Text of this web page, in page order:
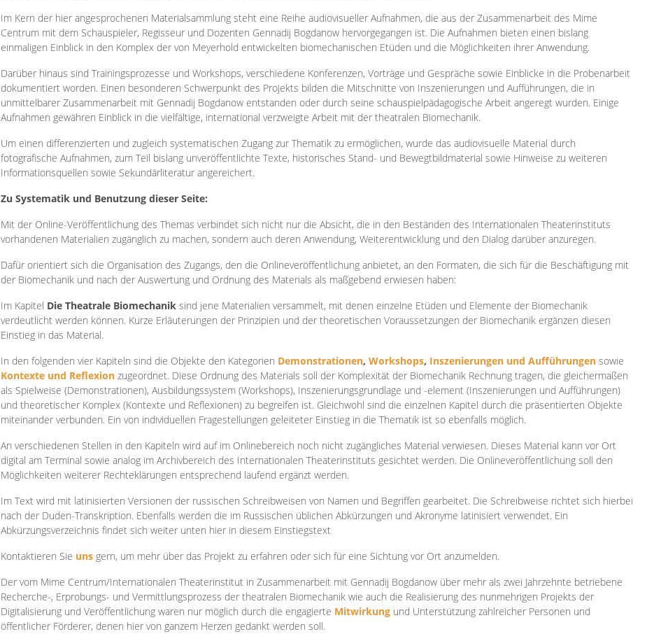
Im Kern der hier angesprochenen Materialsammlung steht eine Reihe audiovisueller Aufnahmen, die aus der Zusammenarbeit des Mime
Centrum mit dem Schauspieler, Regisseur und Dozenten Gennadij Bogdanow hervorgegangen ist. Die Aufnahmen bieten einen bislang
einmaligen Einblick in den Komplex der von Meyerhold entwickelten biomechanischen Etüden und die Möglichkeiten ihrer Anwendung.
Darüber hinaus sind Trainingsprozesse und Workshops, verschiedene Konferenzen, Vorträge und Gespräche sowie Einblicke in die Probenarbeit
dokumentiert worden. Einen besonderen Schwerpunkt des Projekts bilden die Mitschnitte von Inszenierungen und Aufführungen, die in
unmittelbarer Zusammenarbeit mit Gennadij Bogdanow entstanden oder durch seine schauspielpädagogische Arbeit angeregt wurden. Einige
Aufnahmen gewähren Einblick in die vielfältige, international verzweigte Arbeit mit der theatralen Biomechanik.
Um einen differenzierten und zugleich systematischen Zugang zur Thematik zu ermöglichen, wurde das audiovisuelle Material durch
fotografische Aufnahmen, zum Teil bislang unveröffentlichte Texte, historisches Stand- und Bewegtbildmaterial sowie Hinweise zu weiteren
Informationsquellen sowie Sekundärliteratur angereichert.
Zu Systematik und Benutzung dieser Seite:
Mit der Online-Veröffentlichung des Themas verbindet sich nicht nur die Absicht, die in den Beständen des Internationalen Theaterinstituts
vorhandenen Materialien zugänglich zu machen, sondern auch deren Anwendung, Weiterentwicklung und den Dialog darüber anzuregen.
Dafür orientiert sich die Organisation des Zugangs, den die Onlineveröffentlichung anbietet, an den Formaten, die sich für die Beschäftigung mit
der Biomechanik und nach der Auswertung und Ordnung des Materials als maßgebend erwiesen haben:
Im Kapitel Die Theatrale Biomechanik sind jene Materialien versammelt, mit denen einzelne Etüden und Elemente der Biomechanik
verdeutlicht werden können. Kurze Erläuterungen der Prinzipien und der theoretischen Voraussetzungen der Biomechanik ergänzen diesen
Einstieg in das Material.
In den folgenden vier Kapiteln sind die Objekte den Kategorien Demonstrationen, Workshops, Inszenierungen und Aufführungen sowie
Kontexte und Reflexion zugeordnet. Diese Ordnung des Materials soll der Komplexität der Biomechanik Rechnung tragen, die gleichermaßen
als Spielweise (Demonstrationen), Ausbildungssystem (Workshops), Inszenierungsgrundlage und -element (Inszenierungen und Aufführungen)
und theoretischer Komplex (Kontexte und Reflexionen) zu begreifen ist. Gleichwohl sind die einzelnen Kapitel durch die präsentierten Objekte
miteinander verbunden. Ein von individuellen Fragestellungen geleiteter Einstieg in die Thematik ist so ebenfalls möglich.
An verschiedenen Stellen in den Kapiteln wird auf im Onlinebereich noch nicht zugängliches Material verwiesen. Dieses Material kann vor Ort
digital am Terminal sowie analog im Archivbereich des Internationalen Theaterinstituts gesichtet werden. Die Onlineveröffentlichung soll den
Möglichkeiten weiterer Rechteklärungen entsprechend laufend ergänzt werden.
Im Text wird mit latinisierten Versionen der russischen Schreibweisen von Namen und Begriffen gearbeitet. Die Schreibweise richtet sich hierbei
nach der Duden-Transkription. Ebenfalls werden die im Russischen üblichen Abkürzungen und Akronyme latinisiert verwendet. Ein
Abkürzungsverzeichnis findet sich weiter unten hier in diesem Einstiegstext
Kontaktieren Sie uns gern, um mehr über das Projekt zu erfahren oder sich für eine Sichtung vor Ort anzumelden.
Der vom Mime Centrum/Internationalen Theaterinstitut in Zusammenarbeit mit Gennadij Bogdanow über mehr als zwei Jahrzehnte betriebene
Recherche-, Erprobungs- und Vermittlungsprozess der theatralen Biomechanik wie auch die Realisierung des nunmehrigen Projekts der
Digitalisierung und Veröffentlichung waren nur möglich durch die engagierte Mitwirkung und Unterstützung zahlreicher Personen und
öffentlicher Förderer, denen hier von ganzem Herzen gedankt werden soll.